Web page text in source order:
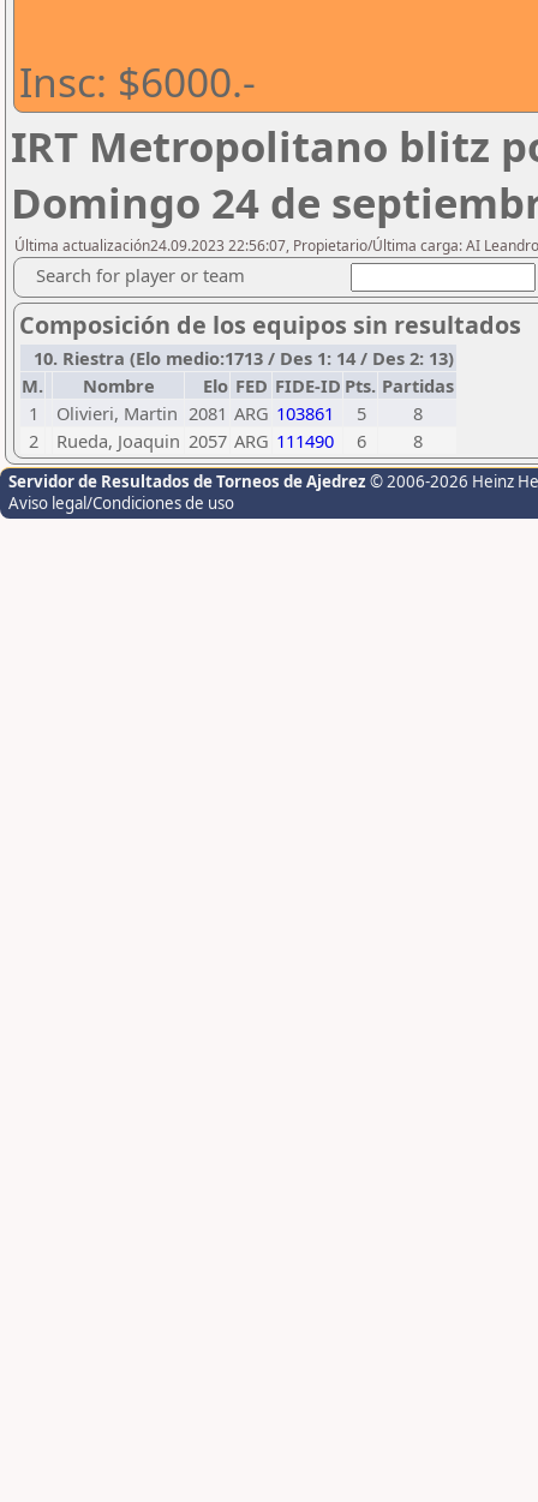
Insc: $6000.-
IRT Metropolitano blitz
Domingo 24 de
Última actualización24.09.2023 22:56:07, Propietario/Última carga: AI
Search for player or team
Composición de los equipos sin resultados
10. Riestra (Elo medio:1713 / Des 1: 14 / Des 2: 13)
M.
Nombre Elo FED FIDE-ID Pts. Partidas
1
Olivieri, Martin 2081 ARG 103861 5
8
2
Rueda, Joaquin 2057 ARG 111490 6 8
Servidor de Resultados de Torneos de Ajedrez © 2006-2026 Heinz
Aviso legal/Condiciones de uso